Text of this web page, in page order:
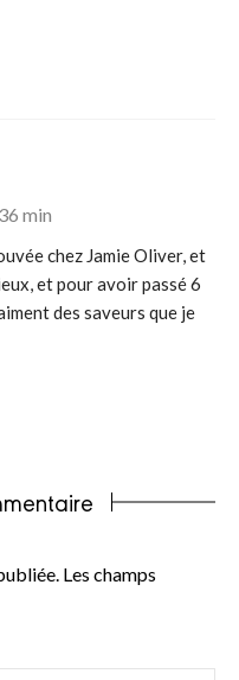
min
chez Jamie Oliver, et
et pour avoir passé 6
des saveurs que je
Les champs